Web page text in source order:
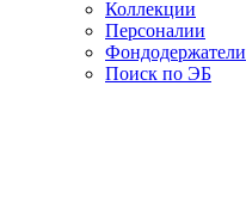
Коллекции
Персоналии
Фондодержатели
Поиск по ЭБ